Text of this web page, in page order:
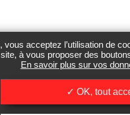
vous acceptez l’utilisation de
à vous proposer des
En savoir plus sur vos
OK, tout